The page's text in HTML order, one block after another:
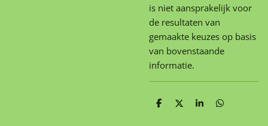
is niet aansprakelijk voor
de resultaten van
gemaakte keuzes op basis
van bovenstaande
informatie.
D
D
S
D